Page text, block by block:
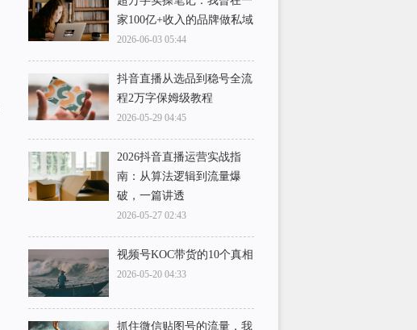
家100亿+收入的品牌做私域
2026-06-03 05:44
抖音直播从选品到稳号全流
程2万字保姆级教程
2026-05-29 04:45
2026抖音直播运营实战指
南：从算法逻辑到流量爆
破，一篇讲透
2026-05-27 02:43
视频号KOC带货的10个真相
2026-05-20 04:33
抓住微信贴图号的流量，我